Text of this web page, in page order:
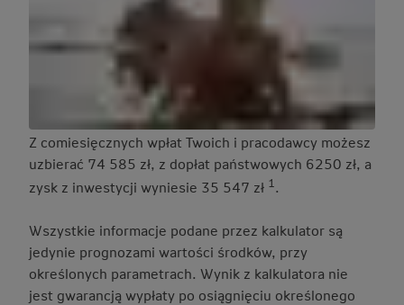
Z comiesięcznych wpłat Twoich i pracodawcy możesz
uzbierać 74 585 zł, z dopłat państwowych 6250 zł, a
zysk z inwestycji wyniesie 35 547 zł 1 .
Wszystkie informacje podane przez kalkulator są
jedynie prognozami wartości środków, przy
określonych parametrach. Wynik z kalkulatora nie
jest gwarancją wypłaty po osiągnięciu określonego